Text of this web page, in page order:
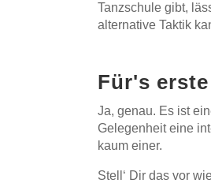
Tanzschule gibt,
alternative Taktik
Für's
Ja, genau. Es ist
Gelegenheit eine
kaum einer.
Stell‘ Dir das vor